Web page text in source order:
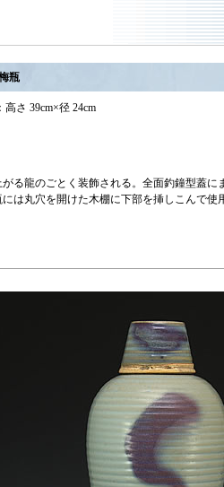
瓶
さ 39cm×径 24cm
る龍のごとく装飾される。全面釣鐘型蓋
は丸穴を開けた木棚に下部を挿しこんで使